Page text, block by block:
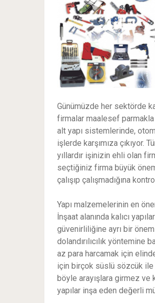
Günümüzde her sektörde
firmalar maalesef parmakla
alt yapı sistemlerinde,
işlerde karşımıza
yıllardır işinizin ehli olan
seçtiğiniz firma büyük
çalışıp çalışmadığına
Yapı malzemelerinin en
İnşaat alanında kalıcı
güvenirliliğine ayrı bir
dolandırılıcılık
az para harcamak için
için birçok süslü sözcük ile
böyle arayışlara girmez
yapılar inşa eden değerli